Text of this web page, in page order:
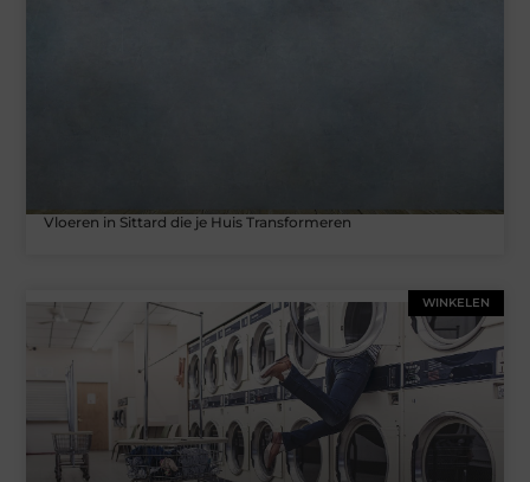
Vloeren in Sittard die je Huis Transformeren
WINKELEN